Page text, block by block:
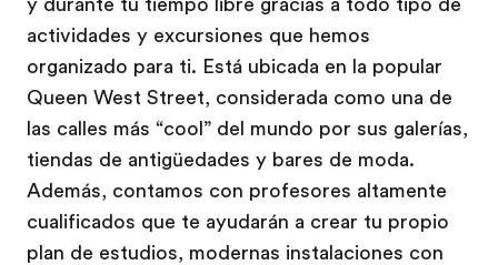
y durante tu tiempo libre gracias a todo tipo de
actividades y excursiones que hemos
organizado para ti. Está ubicada en la popular
Queen West Street, considerada como una de
las calles más “cool” del mundo por sus galerías,
tiendas de antigüedades y bares de moda.
Además, contamos con profesores altamente
cualificados que te ayudarán a crear tu propio
plan de estudios, modernas instalaciones con